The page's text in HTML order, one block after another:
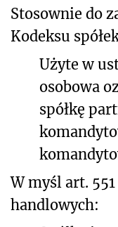
Stosownie do
Kodeksu
Użyte w
osobowa
spółkę
W myśl art.
handlowych: